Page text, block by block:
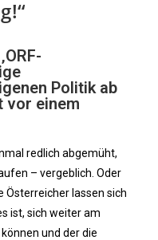
Politik ab
vor einem
redlich abgemüht,
– vergeblich. Oder
Österreicher lassen sich
ist, sich weiter am
und der die